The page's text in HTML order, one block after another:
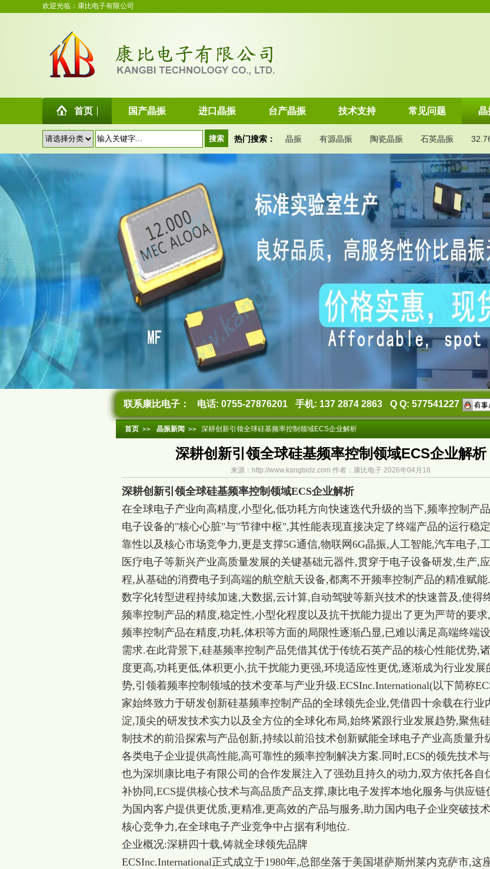
欢迎光临：康比电子有限公司
首页 国产晶振 进口晶振 台产晶振 技术支持 常见问题 晶
热门搜索： 晶振 有源晶振 陶瓷晶振 石英晶振
联系康比电子： 电话: 0755-27876201 手机: 137 2874 2863 Q Q: 577541227
首页 晶振新闻 深耕创新引领全球硅基频率控制领域ECS企业解析
深耕创新引领全球硅基频率控制领域ECS企业解析
来源：http://www.kangbidz.com 作者：康比电子 2026年04月18
深耕创新引领全球硅基频率控制领域ECS企业解析
在全球电子产业向高精度,小型化,低功耗方向快速迭代升级的当下,频率控制产
电子设备的"核心心脏"与"节律中枢",其性能表现直接决定了终端产品的运行稳
靠性以及核心市场竞争力,更是支撑5G通信,物联网6G晶振,人工智能,汽车电子,
医疗电子等新兴产业高质量发展的关键基础元器件,贯穿于电子设备研发,生产,
程,从基础的消费电子到高端的航空航天设备,都离不开频率控制产品的精准赋
数字化转型进程持续加速,大数据,云计算,自动驾驶等新兴技术的快速普及,使得
频率控制产品的精度,稳定性,小型化程度以及抗干扰能力提出了更为严苛的要
频率控制产品在精度,功耗,体积等方面的局限性逐渐凸显,已难以满足高端终端
需求.在此背景下,硅基频率控制产品凭借其优于传统石英产品的核心性能优势,
度更高,功耗更低,体积更小,抗干扰能力更强,环境适应性更优,逐渐成为行业发展
势,引领着频率控制领域的技术变革与产业升级.ECSInc.International(以下简称
家始终致力于研发创新硅基频率控制产品的全球领先企业,凭借四十余载在行业
淀,顶尖的研发技术实力以及全方位的全球化布局,始终紧跟行业发展趋势,聚焦
制技术的前沿探索与产品创新,持续以前沿技术创新赋能全球电子产业高质量升
各类电子企业提供高性能,高可靠性的频率控制解决方案.同时,ECS的领先技术
也为深圳康比电子有限公司的合作发展注入了强劲且持久的动力,双方依托各自
补协同,ECS提供核心技术与高品质产品支撑,康比电子发挥本地化服务与供应链
为国内客户提供更优质,更精准,更高效的产品与服务,助力国内电子企业突破技
核心竞争力,在全球电子产业竞争中占据有利地位.
企业概况:深耕四十载,铸就全球领先品牌
ECSInc.International正式成立于1980年,总部坐落于美国堪萨斯州莱内克萨市,这